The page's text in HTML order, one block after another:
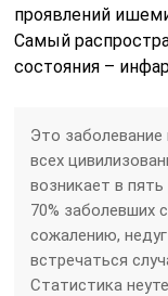
проявлений
Самый
состояния –
Это заболевание
всех
возникает в
70% заболевших
сожалению,
встречаться
Статистика